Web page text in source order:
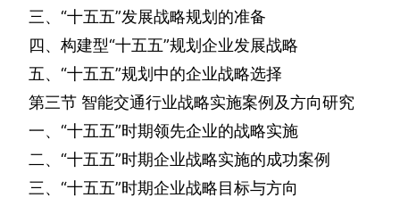
三、“十五五”发展战略规划的准备
四、构建型“十五五”规划企业发展战略
五、“十五五”规划中的企业战略选择
第三节 智能交通行业战略实施案例及方向研究
一、“十五五”时期领先企业的战略实施
二、“十五五”时期企业战略实施的成功案例
三、“十五五”时期企业战略目标与方向